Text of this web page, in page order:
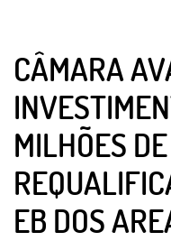
CÂMARA
MILHÕES
EB DOS